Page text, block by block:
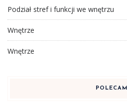
Podział stref i funkcji we wnętrzu
Wnętrze
Wnętrze
POLECAM